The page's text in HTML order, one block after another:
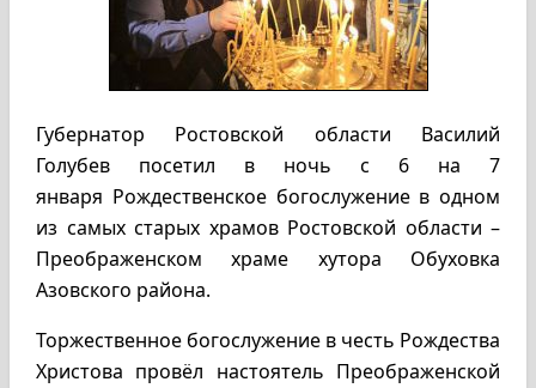
Губернатор Ростовской области Василий
Голубев посетил в ночь с 6 на 7
января Рождественское богослужение в одном
из самых старых храмов Ростовской области –
Преображенском храме хутора Обуховка
Азовского района.
Торжественное богослужение в честь Рождества
Христова провёл настоятель Преображенской